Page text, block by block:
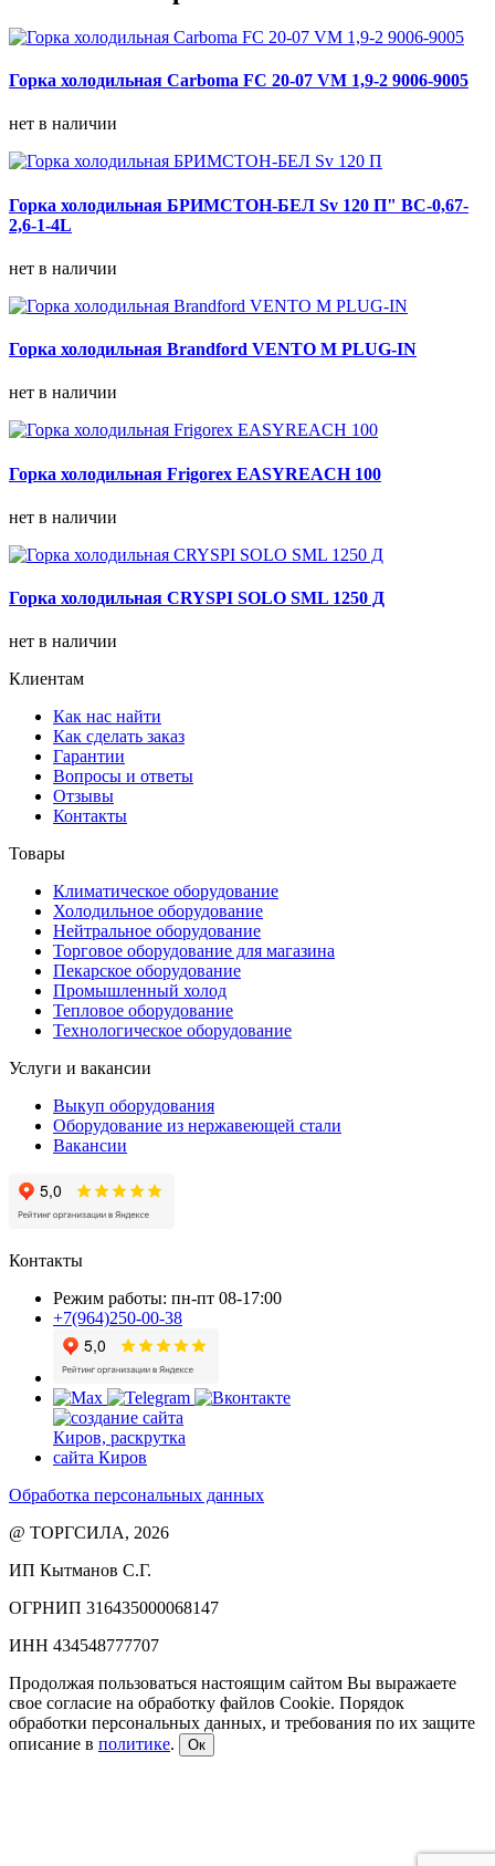
Горка холодильная Carboma FC 20-07 VM 1,9-2 9006-9005
нет в наличии
Горка холодильная БРИМСТОН-БЕЛ Sv 120 П" ВС-0,67-
2,6-1-4L
нет в наличии
Горка холодильная Brandford VENTO M PLUG-IN
нет в наличии
Горка холодильная Frigorex EASYREACH 100
нет в наличии
Горка холодильная CRYSPI SOLO SML 1250 Д
нет в наличии
Клиентам
Как нас найти
Как сделать заказ
Гарантии
Вопросы и ответы
Отзывы
Контакты
Товары
Климатическое оборудование
Холодильное оборудование
Нейтральное оборудование
Торговое оборудование для магазина
Пекарское оборудование
Промышленный холод
Тепловое оборудование
Технологическое оборудование
Услуги и вакансии
Выкуп оборудования
Оборудование из нержавеющей стали
Вакансии
Контакты
Режим работы: пн-пт 08-17:00
+7(964)250-00-38
Обработка персональных данных
@ ТОРГСИЛА, 2026
ИП Кытманов С.Г.
ОГРНИП 316435000068147
ИНН 434548777707
Продолжая пользоваться настоящим сайтом Вы выражаете
свое согласие на обработку файлов Cookie. Порядок
обработки персональных данных, и требования по их защите
описание в политике. Ок